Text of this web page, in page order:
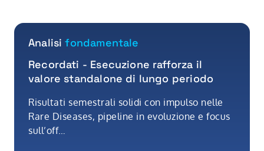
Analisifondamentale
Recordati - Esecuzione rafforza il
valore standalone di lungo periodo
Risultati semestrali solidi con impulso nelle
Rare Diseases, pipeline in evoluzione e focus
sull’off…